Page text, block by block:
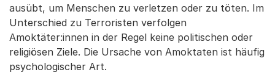
ausübt, um Menschen zu verletzen oder zu töten. Im
Unterschied zu Terroristen verfolgen
Amoktäter:innen in der Regel keine politischen oder
religiösen Ziele. Die Ursache von Amoktaten ist häufig
psychologischer Art.